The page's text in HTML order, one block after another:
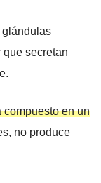
glándulas
secretan
en un
no produce